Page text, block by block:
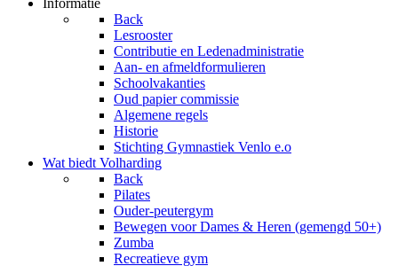
Back
Lesrooster
Contributie en Ledenadministratie
Aan- en afmeldformulieren
Schoolvakanties
Oud papier commissie
Algemene regels
Historie
Stichting Gymnastiek Venlo e.o
Wat biedt Volharding
Back
Pilates
Ouder-peutergym
Bewegen voor Dames & Heren (gemengd 50+)
Zumba
Recreatieve gym